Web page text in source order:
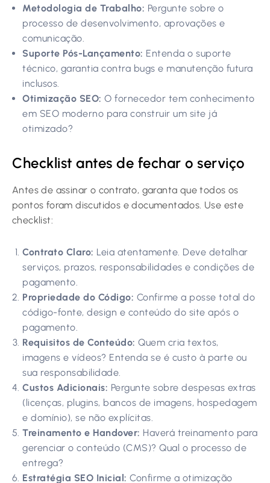
Metodologia de Trabalho: Pergunte sobre o
processo de desenvolvimento, aprovações e
comunicação.
Suporte Pós-Lançamento: Entenda o suporte
técnico, garantia contra bugs e manutenção futura
inclusos.
Otimização SEO: O fornecedor tem conhecimento
em SEO moderno para construir um site já
otimizado?
Checklist antes de fechar o serviço
Antes de assinar o contrato, garanta que todos os
pontos foram discutidos e documentados. Use este
checklist:
Contrato Claro: Leia atentamente. Deve detalhar
serviços, prazos, responsabilidades e condições de
pagamento.
Propriedade do Código: Confirme a posse total do
código-fonte, design e conteúdo do site após o
pagamento.
Requisitos de Conteúdo: Quem cria textos,
imagens e vídeos? Entenda se é custo à parte ou
sua responsabilidade.
Custos Adicionais: Pergunte sobre despesas extras
(licenças, plugins, bancos de imagens, hospedagem
e domínio), se não explícitas.
Treinamento e Handover: Haverá treinamento para
gerenciar o conteúdo (CMS)? Qual o processo de
entrega?
Estratégia SEO Inicial: Confirme a otimização